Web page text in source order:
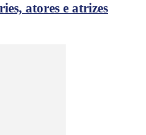
atores e atrizes